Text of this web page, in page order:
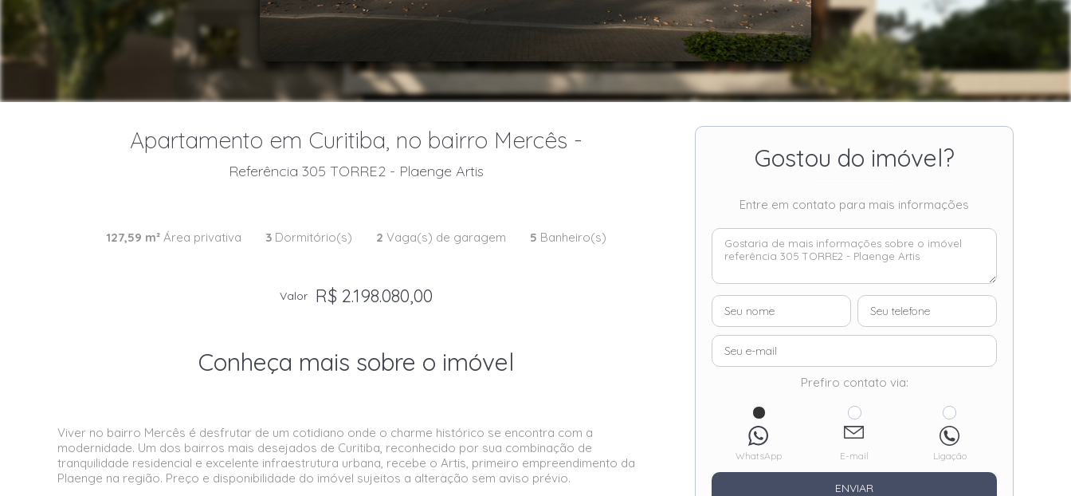
Apartamento em Curitiba, no bairro Mercês -
Referência 305 TORRE2 - Plaenge Artis
127,59 m² Área privativa 3 Dormitório(s) 2 Vaga(s) de garagem 5 Banheiro(s)
Valor R$ 2.198.080,00
Conheça mais sobre o imóvel
Viver no bairro Mercês é desfrutar de um cotidiano onde o charme histórico se encontra com a
modernidade. Um dos bairros mais desejados de Curitiba, reconhecido por sua combinação de
tranquilidade residencial e excelente infraestrutura urbana, recebe o Artis, primeiro empreendimento da
Plaenge na região. Preço e disponibilidade do imóvel sujeitos a alteração sem aviso prévio.
Gostou do imóvel?
Entre em contato para mais informações
Prefiro contato via:
WhatsApp E-mail Ligação
ENVIAR